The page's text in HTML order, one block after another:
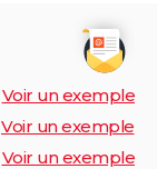
Voir un exemple
Voir un exemple
Voir un exemple